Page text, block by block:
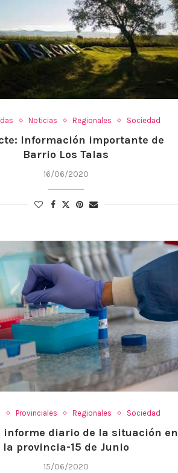
Noticias Regionales Sociedad
Información importante de
Barrio Los Talas
16/06/2020
Provinciales Regionales Sociedad
informe diario de la situación en
la provincia-15 de Junio
15/06/2020